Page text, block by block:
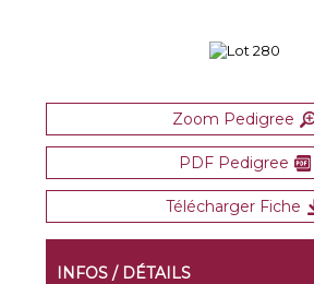
Zoom Pedigree
PDF Pedigree
Télécharger Fiche
INFOS / DÉTAILS